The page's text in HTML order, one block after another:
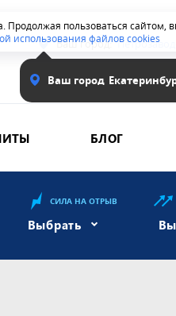
Продолжая пользоваться сайтом,
использования файлов cookies
Ваш город:
Ваш город
БЛОГ
СИЛА НА ОТРЫВ
Выбрать